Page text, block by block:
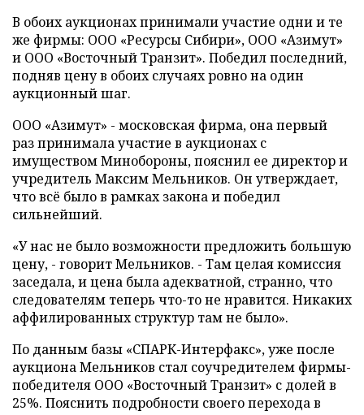
В обоих аукционах принимали участие одни и те
же фирмы: ООО «Ресурсы Сибири», ООО «Азимут»
и ООО «Восточный Транзит». Победил последний,
подняв цену в обоих случаях ровно на один
аукционный шаг.
ООО «Азимут» - московская фирма, она первый
раз принимала участие в аукционах с
имуществом Минобороны, пояснил ее директор и
учредитель Максим Мельников. Он утверждает,
что всё было в рамках закона и победил
сильнейший.
«У нас не было возможности предложить большую
цену, - говорит Мельников. - Там целая комиссия
заседала, и цена была адекватной, странно, что
следователям теперь что-то не нравится. Никаких
аффилированных структур там не было».
По данным базы «СПАРК-Интерфакс», уже после
аукциона Мельников стал соучредителем фирмы-
победителя ООО «Восточный Транзит» с долей в
25%. Пояснить подробности своего перехода в